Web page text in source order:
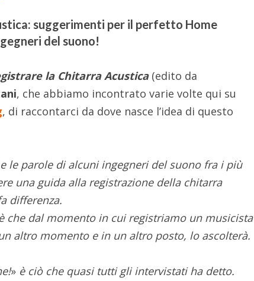
suggerimenti per il perfetto Home
del suono!
la Chitarra Acustica(edito da
, che abbiamo incontrato varie volte qui su
, di raccontarci da dove nasce l’idea di questo
le parole di alcuni ingegneri del suono fra i più
una guida alla registrazione della chitarra
differenza.
che dal momento in cui registriamo un musicista
altro momento e in un altro posto, lo ascolterà.
» è ciò che quasi tutti gli intervistati ha detto.